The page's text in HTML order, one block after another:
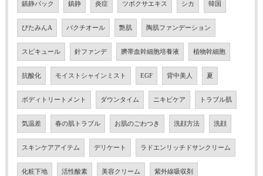
鎮静パック 鎮静 炎症 ツボクサエキス シカ 韓国
びたみんA バクチオール 艶肌 陶肌ファンデーション
スピキュール 針ファンデ 臍帯血幹細胞培養液 植物幹細胞
抗酸化 モイストシャインミスト EGF 背中美人 夏
ボディトリートメント ダウンタイム ニキビケア トラブル肌
気温差 春の肌トラブル お肌のごわつき 洗顔方法 洗顔
スキンケアアイテム デリケート ラドエンリッチドサンクリーム
化粧下地 活性酸素 美容クリーム 紫外線吸収剤